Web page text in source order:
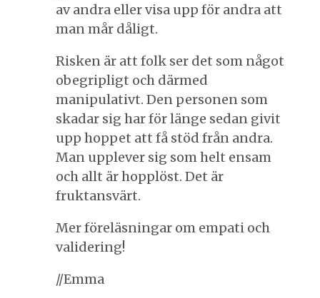
av andra eller visa upp för andra att
man mår dåligt.
Risken är att folk ser det som något
obegripligt och därmed
manipulativt. Den personen som
skadar sig har för länge sedan givit
upp hoppet att få stöd från andra.
Man upplever sig som helt ensam
och allt är hopplöst. Det är
fruktansvärt.
Mer föreläsningar om empati och
validering!
//Emma